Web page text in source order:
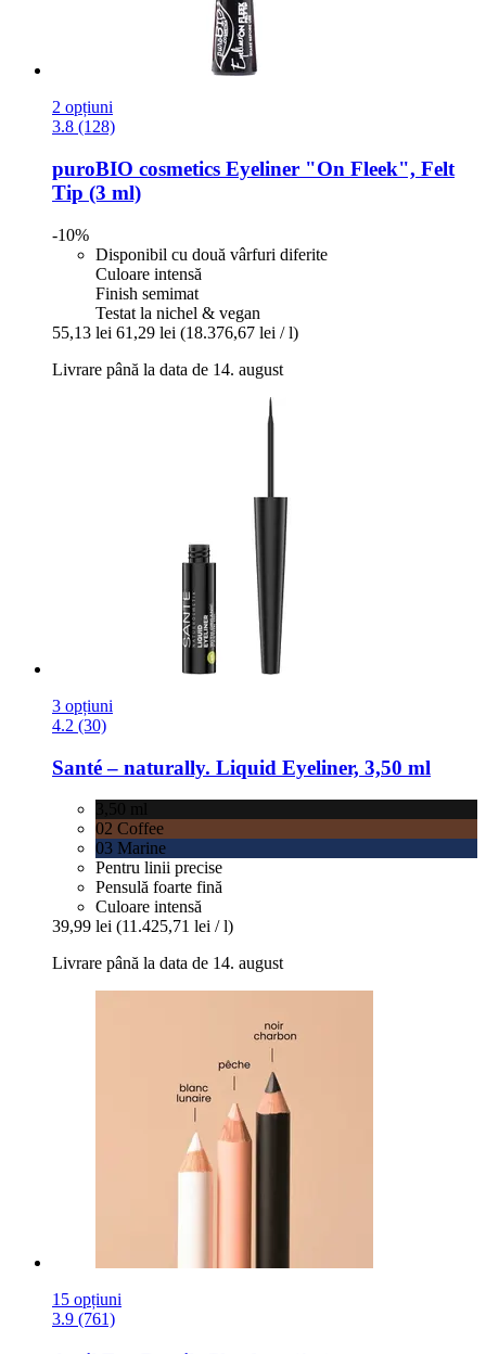
2 opțiuni
3.8 (128)
puroBIO cosmetics Eyeliner "On Fleek", Felt
Tip (3 ml)
-10%
Disponibil cu două vârfuri diferite
Culoare intensă
Finish semimat
Testat la nichel & vegan
55,13 lei 61,29 lei (18.376,67 lei / l)
Livrare până la data de 14. august
3 opțiuni
4.2 (30)
Santé – naturally. Liquid Eyeliner, 3,50 ml
02 Coffee
03 Marine
Pentru linii precise
Pensulă foarte fină
Culoare intensă
39,99 lei (11.425,71 lei / l)
Livrare până la data de 14. august
15 opțiuni
3.9 (761)